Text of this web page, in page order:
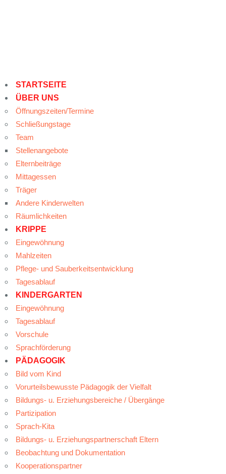
STARTSEITE
ÜBER UNS
Öffnungszeiten/Termine
Schließungstage
Team
Stellenangebote
Elternbeiträge
Mittagessen
Träger
Andere Kinderwelten
Räumlichkeiten
KRIPPE
Eingewöhnung
Mahlzeiten
Pflege- und Sauberkeitsentwicklung
Tagesablauf
KINDERGARTEN
Eingewöhnung
Tagesablauf
Vorschule
Sprachförderung
PÄDAGOGIK
Bild vom Kind
Vorurteilsbewusste Pädagogik der Vielfalt
Bildungs- u. Erziehungsbereiche / Übergänge
Partizipation
Sprach-Kita
Bildungs- u. Erziehungspartnerschaft Eltern
Beobachtung und Dokumentation
Kooperationspartner